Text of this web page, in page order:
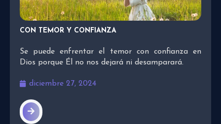
CON TEMOR Y CONFIANZA
Se puede enfrentar el temor con confianza en
Dios porque Él no nos dejará ni desamparará.
diciembre 27, 2024